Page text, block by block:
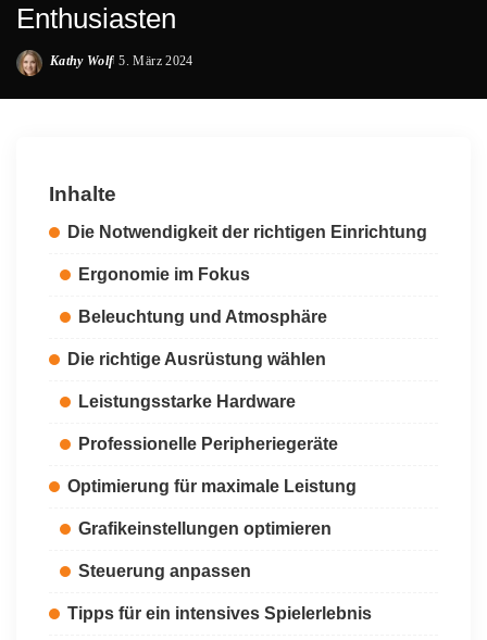
Enthusiasten
Posted
Kathy Wolf 5. März 2024
Inhalte
Die Notwendigkeit der richtigen Einrichtung
Ergonomie im Fokus
Beleuchtung und Atmosphäre
Die richtige Ausrüstung wählen
Leistungsstarke Hardware
Professionelle Peripheriegeräte
Optimierung für maximale Leistung
Grafikeinstellungen optimieren
Steuerung anpassen
Tipps für ein intensives Spielerlebnis